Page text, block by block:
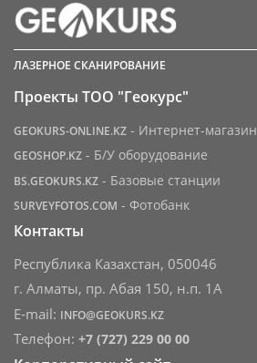
ЛАЗЕРНОЕ СКАНИРОВАНИЕ
Проекты ТОО "Геокурс"
GEOKURS-ONLINE.KZ - Интернет-магазин
GEOSHOP.KZ - Б/У оборудование
BS.GEOKURS.KZ - Базовые станции
SURVEYFOTOS.COM - Фотобанк
Контакты
Республика Казахстан, 050046
г. Алматы, пр. Абая 150, н.п. 1А
E-mail: INFO@GEOKURS.KZ
Телефон: +7 (727) 229 00 00